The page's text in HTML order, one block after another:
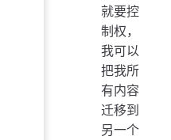
就要控
制权，
我可以
把我所
有内容
迁移到
另一个